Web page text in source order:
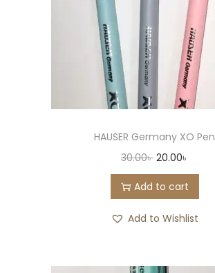
HAUSER Germany XO Pen
30.00৳ 20.00৳
Add to cart
Add to Wishlist